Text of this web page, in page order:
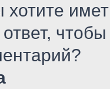
хотите
ответ,